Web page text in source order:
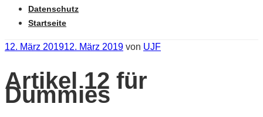
Datenschutz
Startseite
Veröffentlicht
12. März 201912. März 2019 von UJF
Artikel 12 für
Dummies